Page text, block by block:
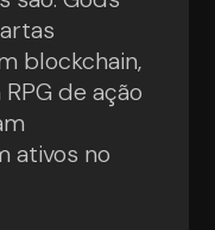
blockchain,
de ação
ativos no